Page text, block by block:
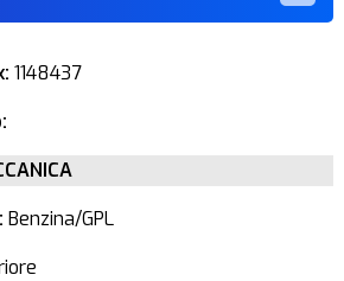
1148437
Benzina/GPL